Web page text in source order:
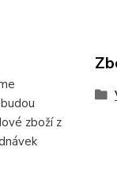
zboží z